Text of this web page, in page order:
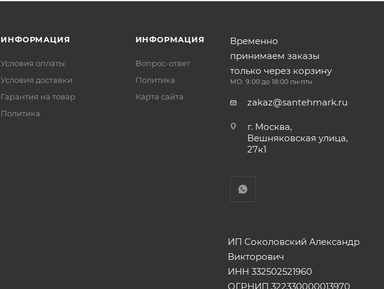
ИНФОРМАЦИЯ
Условия оплаты
Условия доставки
Гарантия на товар
Политика
ИНФОРМАЦИЯ
Вопрос-ответ
Политика
Карта сайта
Временно
принимаем заказы
только через корзину
МО: 9:00 до 18:00 пн-птн
zakaz@santehmark.ru
г. Москва,
Вешняковская улица,
27к1
ИП Соколовский Александр
Викторович
ИНН 332502521960
ОГРНИП 322330000013970